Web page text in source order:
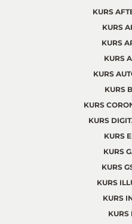
KURS
KURS
KURS
KURS
KURS
KURS
KURS
KURS
KURS
KURS
KURS
KURS
KURS
KURS